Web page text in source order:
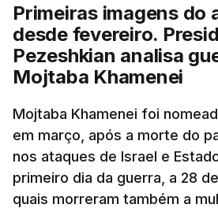
Primeiras imagens do
desde fevereiro.
Pezeshkian analisa
Mojtaba Khamenei
Mojtaba Khamenei foi
em março, após a morte do
nos ataques de Israel e
primeiro dia da guerra, a 28
quais morreram também a